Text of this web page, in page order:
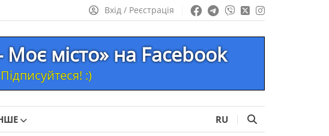
Вхід / Реєстрація
Моє місто» на Facebook
Підписуйтеся! :)
RU